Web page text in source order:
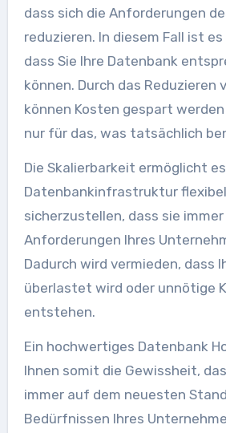
dass sich die Anforderungen
reduzieren. In diesem Fall ist
dass Sie Ihre Datenbank
können. Durch das Reduzieren
können Kosten gespart
nur für das, was tatsächlich
Die Skalierbarkeit ermöglicht
Datenbankinfrastruktur
sicherzustellen, dass sie
Anforderungen Ihres
Dadurch wird vermieden, dass
überlastet wird oder unnötige
entstehen.
Ein hochwertiges Datenbank
Ihnen somit die Gewissheit,
immer auf dem neuesten
Bedürfnissen Ihres